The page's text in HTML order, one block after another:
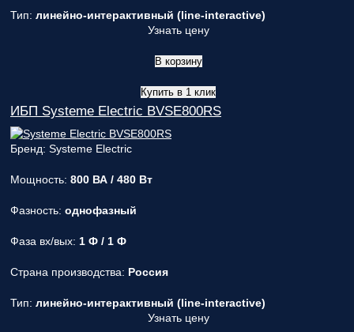
Тип: линейно-интерактивный (line-interactive)
Узнать цену
В корзину
Купить в 1 клик
ИБП Systeme Electric BVSE800RS
Бренд: Systeme Electric
Мощность: 800 ВА / 480 Вт
Фазность: однофазный
Фаза вх/вых: 1 Ф / 1 Ф
Страна производства: Россия
Тип: линейно-интерактивный (line-interactive)
Узнать цену